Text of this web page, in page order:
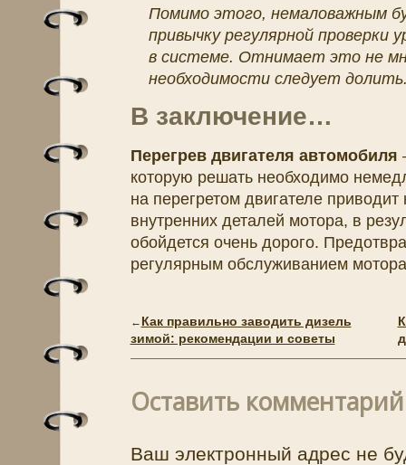
Помимо этого, немаловажным
привычку регулярной проверки
в системе. Отнимает это не
необходимости следует
В заключение…
Перегрев двигателя автомобиля
которую решать необходимо
на перегретом двигателе
внутренних деталей мотора, в
обойдется очень дорого.
регулярным обслуживанием
← Как правильно заводить дизель
зимой: рекомендации и советы
Оставить комментарий
Ваш электронный адрес не